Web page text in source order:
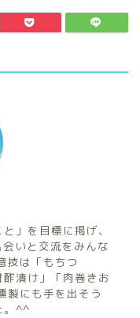
」を目標に掲げ、
いと交流をみんな
技は「もちつ
漬け」「肉巻きお
製にも手を出そう
。^^